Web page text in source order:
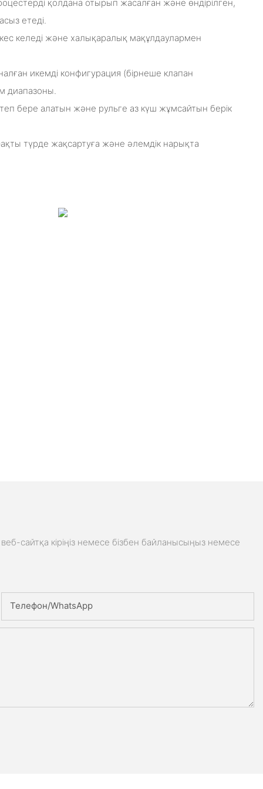
қолдана отырып жасалған және өндірілген,
етеді.
келеді және халықаралық мақұлдаулармен
икемді конфигурация (бірнеше клапан
диапазоны.
бере алатын және рульге аз күш жұмсайтын берік
түрде жақсартуға және әлемдік нарықта
сайтқа кіріңіз немесе бізбен байланысыңыз немесе
Телефон/whatsApp